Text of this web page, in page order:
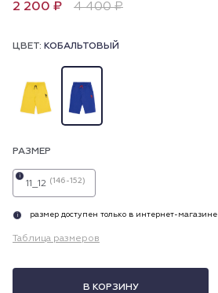
2 200 ₽ 4 400 ₽
ЦВЕТ: КОБАЛЬТОВЫЙ
РАЗМЕР
11_12 (146-152)
i
i размер доступен только в интернет-магазине
Таблица размеров
В КОРЗИНУ